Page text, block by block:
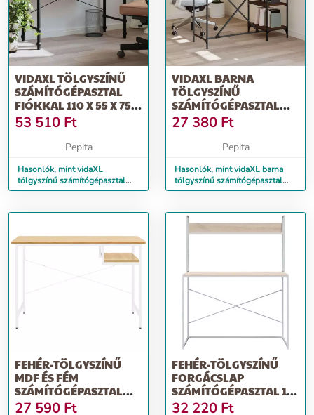
VIDAXL TÖLGYSZÍNŰ
SZÁMÍTÓGÉPASZTAL
FIÓKKAL 110 X 55 X 75
CM
53 510 Ft
Pepita
Hasonlók, mint vidaXL
tölgyszínű számítógépasztal
fiókkal 110 x 55 x 75 cm
VIDAXL BARNA
TÖLGYSZÍNŰ
SZÁMÍTÓGÉPASZTAL
POLCOKKAL
120X47X109 CM
27 380 Ft
Pepita
Hasonlók, mint vidaXL barna
tölgyszínű számítógépasztal
polcokkal 120x47x109 cm
FEHÉR-TÖLGYSZÍNŰ
MDF ÉS FÉM
SZÁMÍTÓGÉPASZTAL
105 X 55 X 72 CM
27 590 Ft
FEHÉR-TÖLGYSZÍNŰ
FORGÁCSLAP
SZÁMÍTÓGÉPASZTAL 110
X 60 X 138 CM
32 220 Ft